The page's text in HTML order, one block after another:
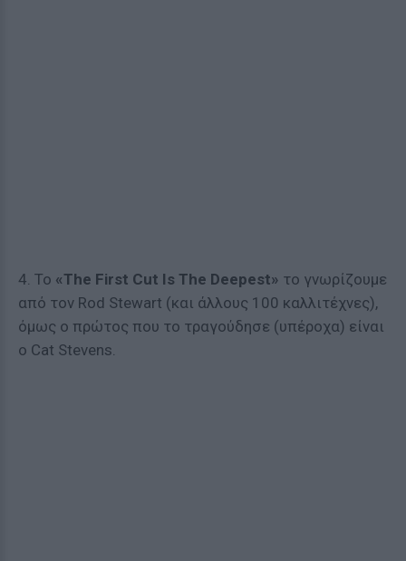
4. Το «The First Cut Is The Deepest» το γνωρίζουμε
από τον Rod Stewart (και άλλους 100 καλλιτέχνες),
όμως ο πρώτος που το τραγούδησε (υπέροχα) είναι
ο Cat Stevens.